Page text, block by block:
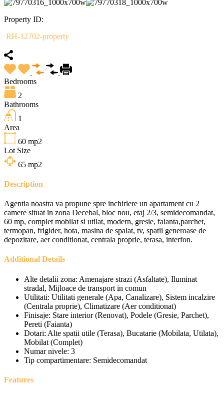
Property ID:
RH-12702-property
Bedrooms
2
Bathrooms
1
Area
60 mp2
Lot Size
65 mp2
Description
Agentia noastra va propune spre inchiriere un apartament cu 2
camere situat in zona Decebal, bloc nou, etaj 2/3, semidecomandat,
60 mp, complet mobilat si utilat, modern, gresie, faianta,parchet,
termopan, frigider, hota, masina de spalat, tv, spatii generoase de
depozitare, aer conditionat, centrala proprie, terasa, interfon.
Additional Details
Alte detalii zona: Amenajare strazi (Asfaltate), Iluminat
stradal, Mijloace de transport in comun
Utilitati: Utilitati generale (Apa, Canalizare), Sistem incalzire
(Centrala proprie), Climatizare (Aer conditionat)
Finisaje: Stare interior (Renovat), Podele (Gresie, Parchet),
Pereti (Faianta)
Dotari: Alte spatii utile (Terasa), Bucatarie (Mobilata, Utilata),
Mobilat (Complet)
Numar nivele: 3
Tip compartimentare: Semidecomandat
Features